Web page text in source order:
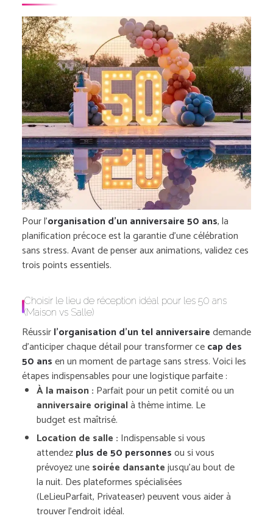
Pour l’organisation d’un anniversaire 50 ans, la
planification précoce est la garantie d’une célébration
sans stress. Avant de penser aux animations, validez ces
trois points essentiels.
Choisir le lieu de réception idéal pour les 50 ans
(Maison vs Salle)
Réussirl’organisation d’un tel anniversairedemande
d’anticiper chaque détail pour transformer cecap des
50 ansen un moment de partage sans stress. Voici les
étapes indispensables pour une logistique parfaite :
À la maison : Parfait pour un petit comité ou un
anniversaire originalà thème intime. Le
budget est maîtrisé.
Location de salle : Indispensable si vous
attendezplus de 50 personnesou si vous
prévoyez unesoirée dansantejusqu’au bout de
la nuit. Des plateformes spécialisées
(LeLieuParfait, Privateaser) peuvent vous aider à
trouver l’endroit idéal.